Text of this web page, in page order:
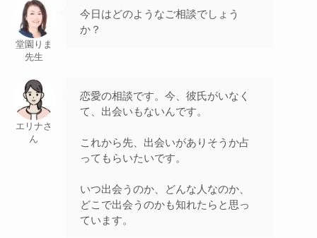
堂園りま
先生
今日はどのようなご相談でしょう
か？
エリナさ
ん
恋愛の相談です。今、彼氏がいなく
て、出会いもないんです。
これから先、出会いがありそうか占
ってもらいたいです。
いつ出会うのか、どんな人なのか、
どこで出会うのかも知れたらと思っ
ています。